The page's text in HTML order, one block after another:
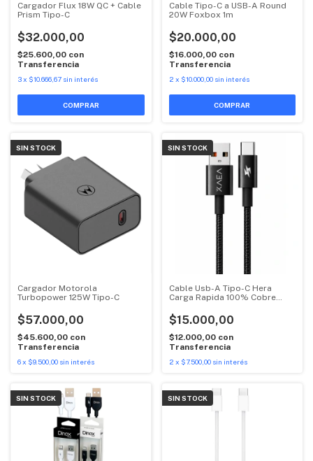
Cargador Flux 18W QC + Cable
Prism Tipo-C
$32.000,00
$25.600,00 con
Transferencia
3x $10.666,67 sin interés
Cable Tipo-C a USB-A Round
20W Foxbox 1m
$20.000,00
$16.000,00 con
Transferencia
2 x $10.000,00 sin interés
COMPRAR
SIN STOCK
Cargador Motorola
Turbopower 125W Tipo-C
$57.000,00
$45.600,00 con
Transferencia
6x $9.500,00 sin interés
SIN STOCK
Cable Usb-A Tipo-C Hera
Carga Rapida 100% Cobre
$15.000,00
$12.000,00 con
Transferencia
2 x $7.500,00 sin interés
SIN STOCK SIN STOCK